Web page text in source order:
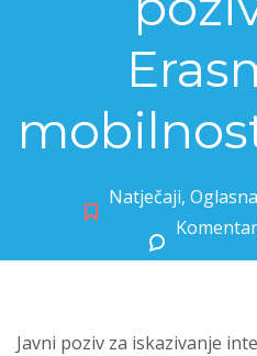
Natječaji,
Javni poziv za iskazivanje